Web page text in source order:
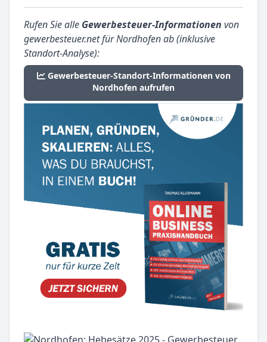
Rufen Sie alle Gewerbesteuer-Informationen von
gewerbesteuer.net für Nordhofen ab (inklusive
Standort-Analyse):
Gewerbesteuer-Standort-Informationen von
Nordhofen aufrufen